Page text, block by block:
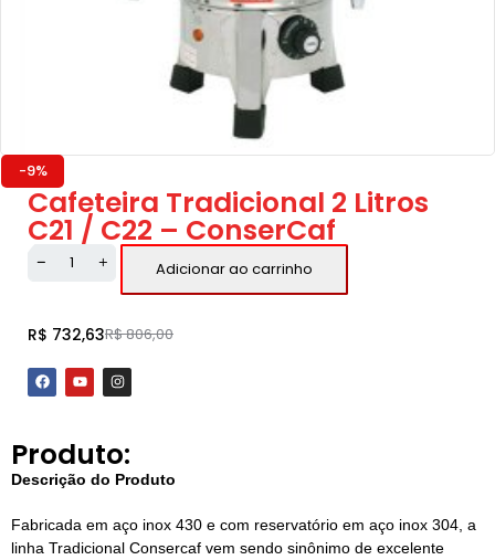
-9%
Cafeteira Tradicional 2 Litros
C21 / C22 – ConserCaf
Adicionar ao carrinho
R$806,00
R$ 732,63
Produto:
Descrição do Produto
Fabricada em aço inox 430 e com reservatório em aço inox 304, a
linha Tradicional Consercaf vem sendo sinônimo de excelente